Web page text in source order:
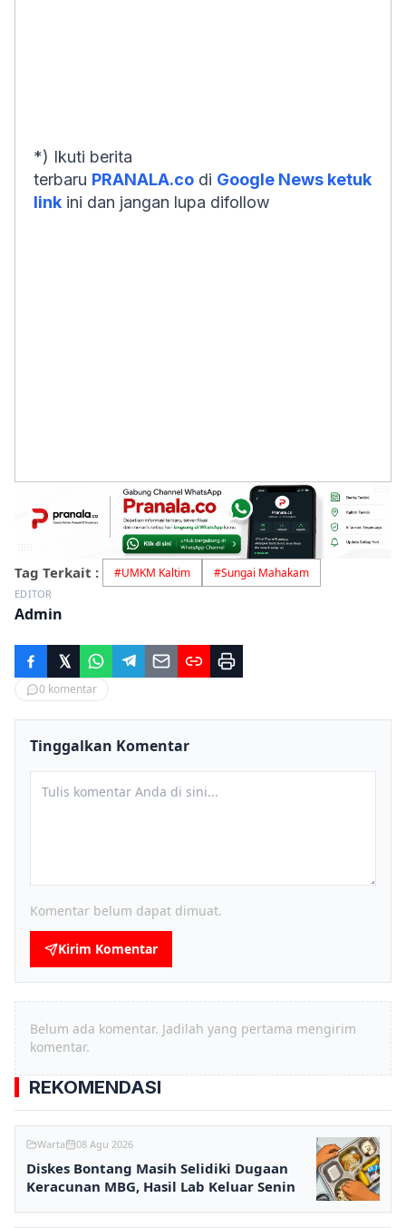
*) Ikuti berita
terbaru PRANALA.co di Google News ketuk
link ini dan jangan lupa difollow
Tag Terkait : #UMKM Kaltim #Sungai Mahakam
EDITOR
Admin
0 komentar
Tinggalkan Komentar
Komentar belum dapat dimuat.
Kirim Komentar
Belum ada komentar. Jadilah yang pertama mengirim
komentar.
REKOMENDASI
Warta 08 Agu 2026
Diskes Bontang Masih Selidiki Dugaan
Keracunan MBG, Hasil Lab Keluar Senin